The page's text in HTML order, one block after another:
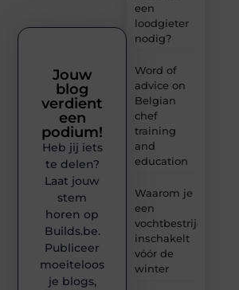
een
loodgieter
nodig?
Word of
advice on
Belgian
chef
training
and
education
Waarom je
een
inschakelt
vóór de
winter
Jouw
blog
verdient
een
podium!
Heb jij iets
te delen?
Laat jouw
stem
horen op
Builds.be.
Publiceer
moeiteloos
je blogs,